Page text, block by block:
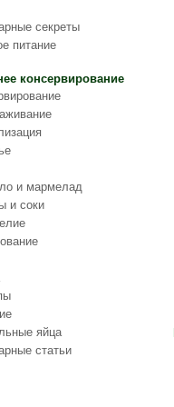
секреты
питание
консервирование
и мармелад
и соки
яйца
статьи